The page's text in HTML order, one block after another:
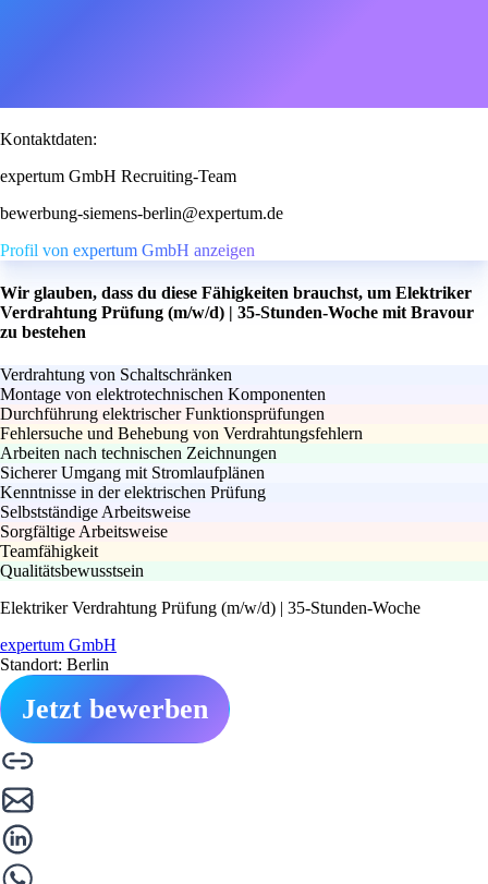
Kontaktdaten:
expertum GmbH Recruiting-Team
bewerbung-siemens-berlin@expertum.de
Profil von expertum GmbH anzeigen
Wir glauben, dass du diese Fähigkeiten brauchst, um Elektriker
Verdrahtung Prüfung (m/w/d) | 35-Stunden-Woche mit Bravour
zu bestehen
Verdrahtung von Schaltschränken
Montage von elektrotechnischen Komponenten
Durchführung elektrischer Funktionsprüfungen
Fehlersuche und Behebung von Verdrahtungsfehlern
Arbeiten nach technischen Zeichnungen
Sicherer Umgang mit Stromlaufplänen
Kenntnisse in der elektrischen Prüfung
Selbstständige Arbeitsweise
Sorgfältige Arbeitsweise
Teamfähigkeit
Qualitätsbewusstsein
Elektriker Verdrahtung Prüfung (m/w/d) | 35-Stunden-Woche
expertum GmbH
Standort: Berlin
Jetzt bewerben